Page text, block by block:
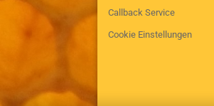
Callback Service
Cookie Einstellungen